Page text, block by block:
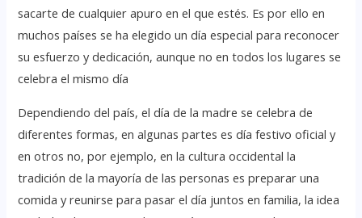
sacarte de cualquier apuro en el que estés. Es por ello en
muchos países se ha elegido un día especial para reconocer
su esfuerzo y dedicación, aunque no en todos los lugares se
celebra el mismo día
Dependiendo del país, el día de la madre se celebra de
diferentes formas, en algunas partes es día festivo oficial y
en otros no, por ejemplo, en la cultura occidental la
tradición de la mayoría de las personas es preparar una
comida y reunirse para pasar el día juntos en familia, la idea